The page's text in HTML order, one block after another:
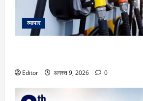
व्यापार
Editor अगस्त 9, 2026 0